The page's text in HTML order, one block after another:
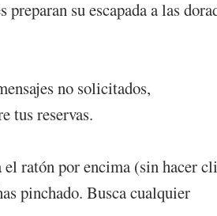
su escapada a las
no solicitados,
tus reservas.
ratón por encima (sin hacer
pinchado. Busca cualquier